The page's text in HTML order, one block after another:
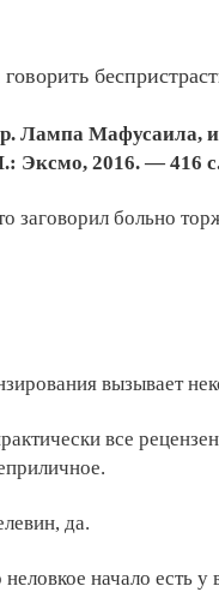
Лампа Мафусаила,
Эксмо, 2016. — 416
заговорил больно
вызывает
все
да.
начало есть